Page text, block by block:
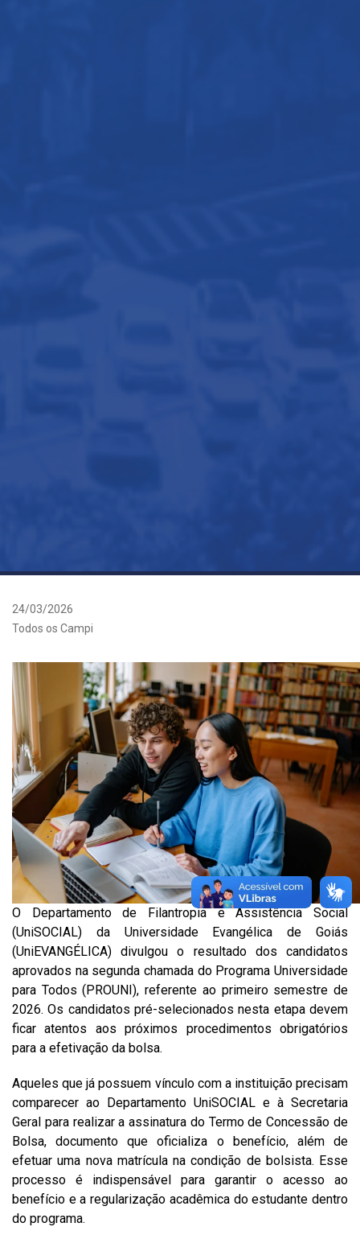
24/03/2026
Todos os Campi
O Departamento de Filantropia e Assistência Social
(UniSOCIAL) da Universidade Evangélica de Goiás
(UniEVANGÉLICA) divulgou o resultado dos candidatos
aprovados na segunda chamada do Programa Universidade
para Todos (PROUNI), referente ao primeiro semestre de
2026. Os candidatos pré-selecionados nesta etapa devem
ficar atentos aos próximos procedimentos obrigatórios
para a efetivação da bolsa.
Aqueles que já possuem vínculo com a instituição precisam
comparecer ao Departamento UniSOCIAL e à Secretaria
Geral para realizar a assinatura do Termo de Concessão de
Bolsa, documento que oficializa o benefício, além de
efetuar uma nova matrícula na condição de bolsista. Esse
processo é indispensável para garantir o acesso ao
benefício e a regularização acadêmica do estudante dentro
do programa.